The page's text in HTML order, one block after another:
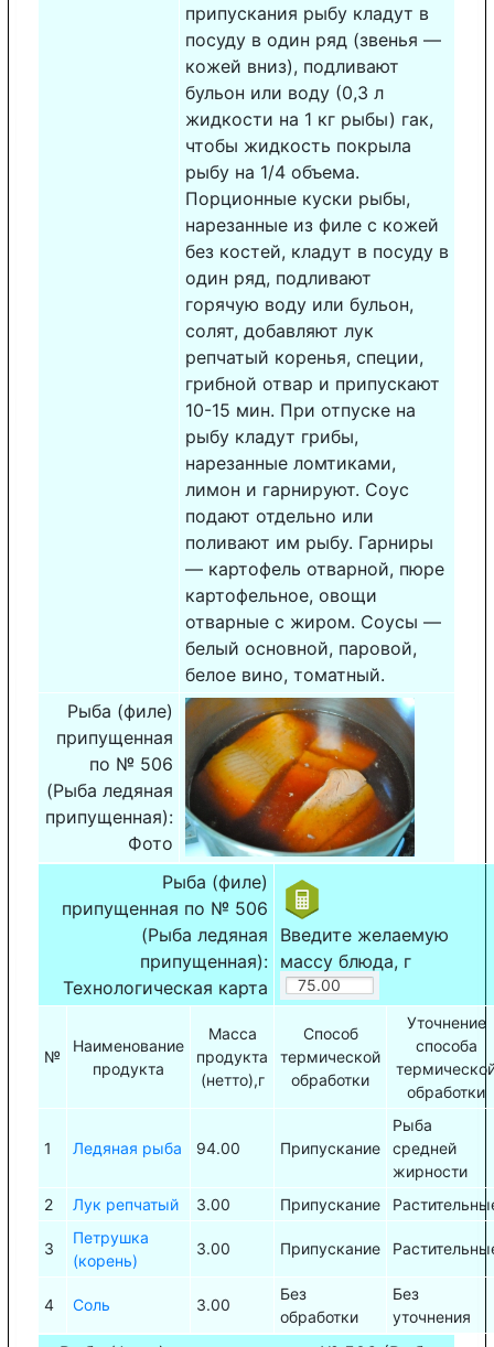
припускания рыбу кладут в
посуду в один ряд (звенья —
кожей вниз), подливают
бульон или воду (0,3 л
жидкости на 1 кг рыбы) гак,
чтобы жидкость покрыла
рыбу на 1/4 объема.
Порционные куски рыбы,
нарезанные из филе с кожей
без костей, кладут в посуду в
один ряд, подливают
горячую воду или бульон,
солят, добавляют лук
репчатый коренья, специи,
грибной отвар и припускают
10-15 мин. При отпуске на
рыбу кладут грибы,
нарезанные ломтиками,
лимон и гарнируют. Соус
подают отдельно или
поливают им рыбу. Гарниры
— картофель отварной, пюре
картофельное, овощи
отварные с жиром. Соусы —
белый основной, паровой,
белое вино, томатный.
Рыба (филе)
припущенная
по № 506
(Рыба ледяная
припущенная):
Фото
Рыба (филе)
припущенная по № 506
(Рыба ледяная
припущенная):
Технологическая карта
Введите желаемую
массу блюда, г
№
Наименование
продукта
Масса
продукта
(нетто),г
Способ
термической
обработки
Уточнение
способа
обработки
1 Ледяная рыба 94.00 Припускание
Рыба
средней
жирности
2
Лук репчатый 3.00 Припускание
3
Петрушка
(корень)
3.00 Припускание
4 Соль 3.00
Без
обработки
Без
уточнения